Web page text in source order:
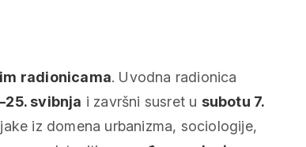
radionicama. Uvodna radionica
svibnja i završni susret u subotu 7.
iz domena urbanizma, sociologije,